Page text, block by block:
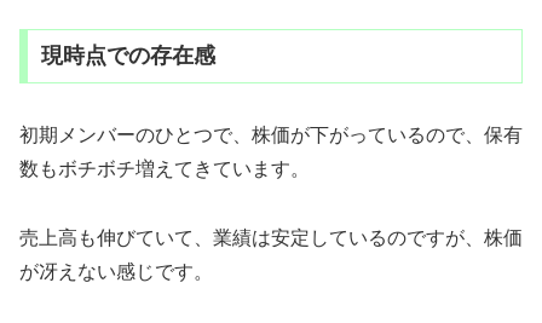
現時点での存在感
初期メンバーのひとつで、株価が下がっているので、保有
数もボチボチ増えてきています。
売上高も伸びていて、業績は安定しているのですが、株価
が冴えない感じです。